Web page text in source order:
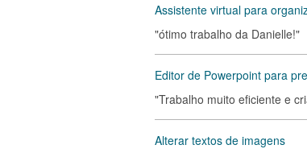
Assistente virtual para
"ótimo trabalho da Danielle!"
Editor de Powerpoint para
"Trabalho muito eficiente e
Alterar textos de imagens